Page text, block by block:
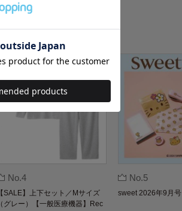
No.4
【SALE】上下セット／Mサイズ
（グレー）【一般医療機器】Rec
No.5
sweet 2026年9月号